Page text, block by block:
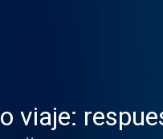
viaje: